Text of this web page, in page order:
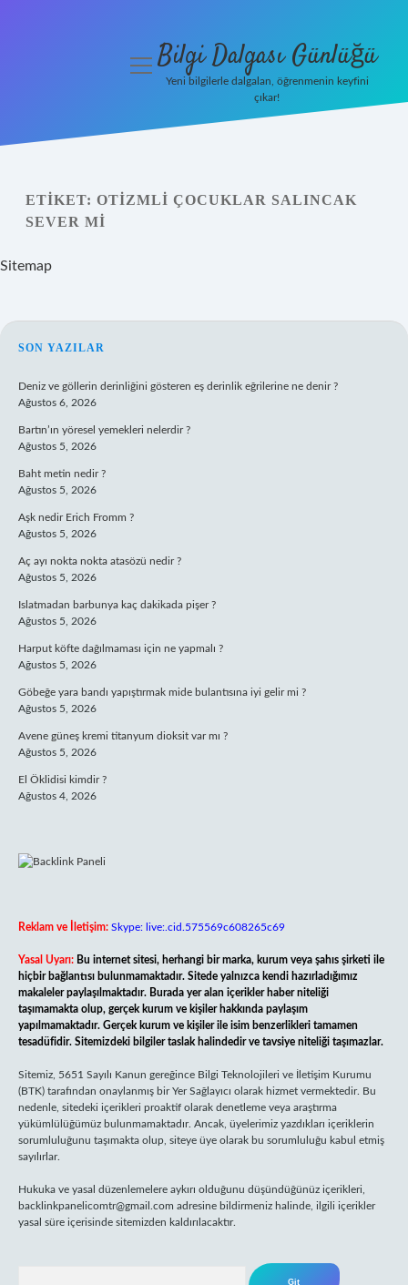
Yasal Uyarı
Hakkımızda
menüyüBilgi Dalgası Günlüğü
Yeni bilgilerle dalgalan, öğrenmenin keyfini
çıkar!
ETIKET: OTIZMLI ÇOCUKLAR SALINCAK
SEVER MI
Sitemap
SIDEBAR
SON YAZILAR
Deniz ve göllerin derinliğini gösteren eş derinlik eğrilerine ne denir ?
Ağustos 6, 2026
Bartın’ın yöresel yemekleri nelerdir ?
Ağustos 5, 2026
Baht metin nedir ?
Ağustos 5, 2026
Aşk nedir Erich Fromm ?
Ağustos 5, 2026
Aç ayı nokta nokta atasözü nedir ?
Ağustos 5, 2026
Islatmadan barbunya kaç dakikada pişer ?
Ağustos 5, 2026
Harput köfte dağılmaması için ne yapmalı ?
Ağustos 5, 2026
Göbeğe yara bandı yapıştırmak mide bulantısına iyi gelir mi ?
Ağustos 5, 2026
Avene güneş kremi titanyum dioksit var mı ?
Ağustos 5, 2026
El Öklidisi kimdir ?
Ağustos 4, 2026
Reklam ve İletişim: Skype: live:.cid.575569c608265c69
Yasal Uyarı: Bu internet sitesi, herhangi bir marka, kurum veya şahıs şirketi ile
hiçbir bağlantısı bulunmamaktadır. Sitede yalnızca kendi hazırladığımız
makaleler paylaşılmaktadır. Burada yer alan içerikler haber niteliği
taşımamakta olup, gerçek kurum ve kişiler hakkında paylaşım
yapılmamaktadır. Gerçek kurum ve kişiler ile isim benzerlikleri tamamen
tesadüfidir. Sitemizdeki bilgiler taslak halindedir ve tavsiye niteliği taşımazlar.
Sitemiz, 5651 Sayılı Kanun gereğince Bilgi Teknolojileri ve İletişim Kurumu
(BTK) tarafından onaylanmış bir Yer Sağlayıcı olarak hizmet vermektedir. Bu
nedenle, sitedeki içerikleri proaktif olarak denetleme veya araştırma
yükümlülüğümüz bulunmamaktadır. Ancak, üyelerimiz yazdıkları içeriklerin
sorumluluğunu taşımakta olup, siteye üye olarak bu sorumluluğu kabul etmiş
sayılırlar.
Hukuka ve yasal düzenlemelere aykırı olduğunu düşündüğünüz içerikleri,
backlinkpanelicomtr@gmail.com adresine bildirmeniz halinde, ilgili içerikler
yasal süre içerisinde sitemizden kaldırılacaktır.